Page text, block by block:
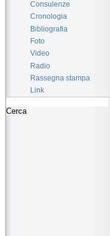
Consulenze
Cronologia
Bibliografia
Foto
Video
Radio
Rassegna stampa
Link